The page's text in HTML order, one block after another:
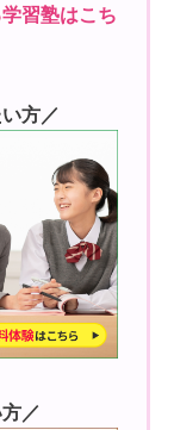
習塾はこち
方／
／